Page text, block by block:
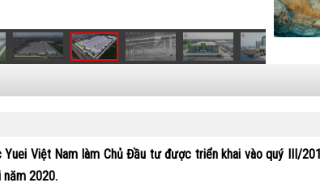
Việt Nam làm Chủ Đầu tư được triển khai vào quý III/
năm 2020.